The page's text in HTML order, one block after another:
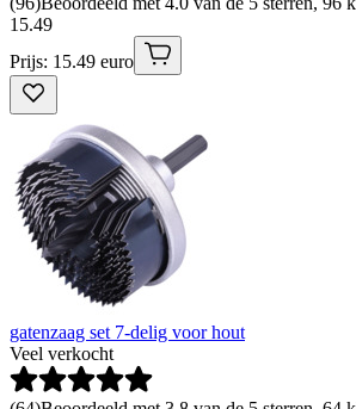
15.49
Prijs: 15.49 euro
gatenzaag set 7-delig voor hout
Veel verkocht